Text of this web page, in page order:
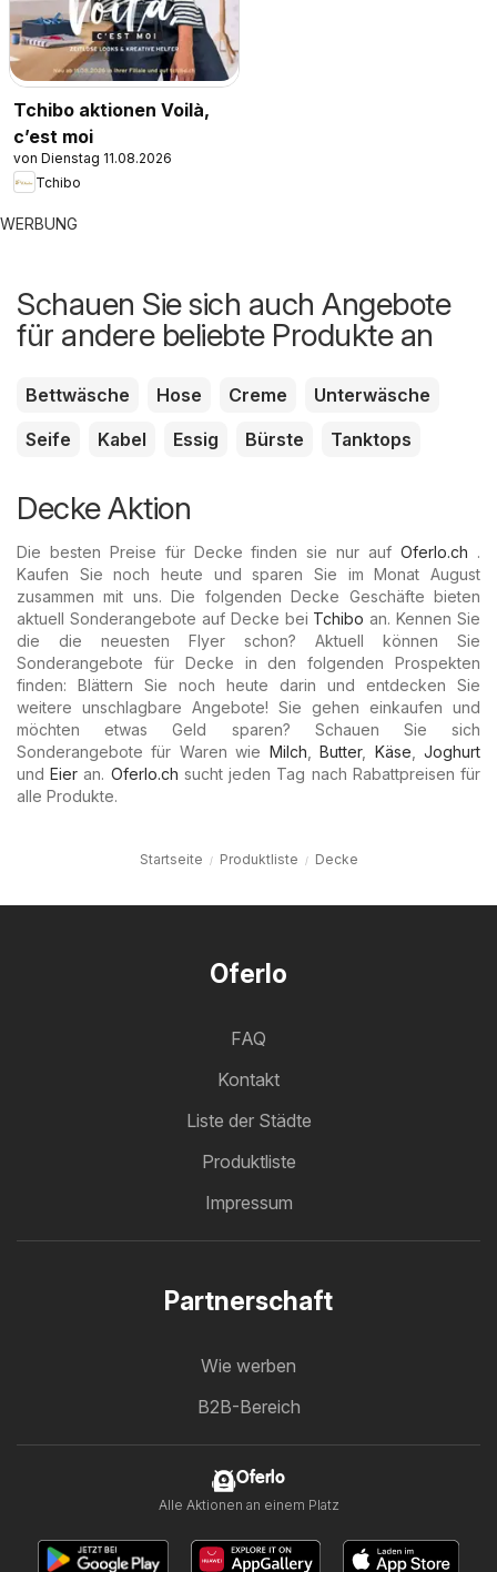
Tchibo aktionen Voilà,
c’est moi
von Dienstag 11.08.2026
Tchibo
WERBUNG
Schauen Sie sich auch Angebote
für andere beliebte Produkte an
Bettwäsche Hose Creme
Unterwäsche
Seife
Kabel Essig Bürste Tanktops
Decke Aktion
Die besten Preise für Decke finden sie nur aufOferlo.ch .
Kaufen Sie noch heute und sparen Sie im Monat August
zusammen mit uns. Die folgenden Decke Geschäfte bieten
aktuell Sonderangebote auf Decke bei Tchibo an. Kennen Sie
die die neuesten Flyer schon? Aktuell können Sie
Sonderangebote für Decke in den folgenden Prospekten
finden: Blättern Sie noch heute darin und entdecken Sie
weitere unschlagbare Angebote! Sie gehen einkaufen und
möchten etwas Geld sparen? Schauen Sie sich
Sonderangebote für Waren wie Milch,Butter, Käse,Joghurt
undEier an. Oferlo.ch sucht jeden Tag nach Rabattpreisen für
alle Produkte.
Startseite Produktliste Decke
Oferlo
FAQ
Kontakt
Liste der Städte
Produktliste
Impressum
Partnerschaft
Wie werben
B2B-Bereich
Oferlo
Alle Aktionen an einem Platz